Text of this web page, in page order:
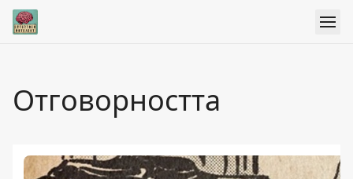
Отговорността